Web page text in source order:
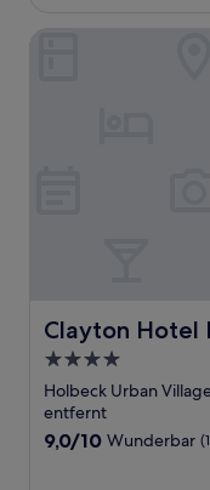
Clayton Hotel
Clayton Hotel
4.0-
Sterne-
Unterkunft
Holbeck Urban
entfernt
9.0
9,0/10 Wunderbar